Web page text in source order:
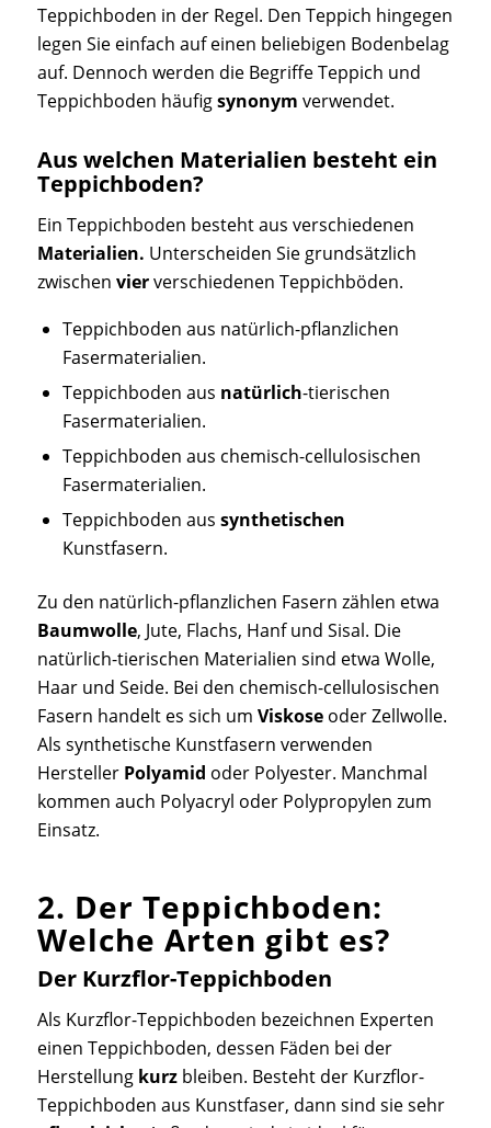
Teppichboden in der Regel. Den Teppich hingegen
legen Sie einfach auf einen beliebigen Bodenbelag
auf. Dennoch werden die Begriffe Teppich und
Teppichboden häufigsynonym verwendet.
Aus welchen Materialien besteht ein
Teppichboden?
Ein Teppichboden besteht aus verschiedenen
Materialien. Unterscheiden Sie grundsätzlich
zwischen vierverschiedenen Teppichböden.
Teppichboden aus natürlich-pflanzlichen
Fasermaterialien.
Teppichboden aus natürlich-tierischen
Fasermaterialien.
Teppichboden aus chemisch-cellulosischen
Fasermaterialien.
Teppichboden aus synthetischen
Kunstfasern.
Zu den natürlich-pflanzlichen Fasern zählen etwa
Baumwolle, Jute, Flachs, Hanf und Sisal. Die
natürlich-tierischen Materialien sind etwa Wolle,
Haar und Seide. Bei den chemisch-cellulosischen
Fasern handelt es sich um Viskoseoder Zellwolle.
Als synthetische Kunstfasern verwenden
Hersteller Polyamid oder Polyester. Manchmal
kommen auch Polyacryl oder Polypropylen zum
Einsatz.
2. Der Teppichboden:
Welche Arten gibt es?
Der Kurzflor-Teppichboden
Als Kurzflor-Teppichboden bezeichnen Experten
einen Teppichboden, dessen Fäden bei der
Herstellung kurzbleiben. Besteht der Kurzflor-
Teppichboden aus Kunstfaser, dann sind sie sehr